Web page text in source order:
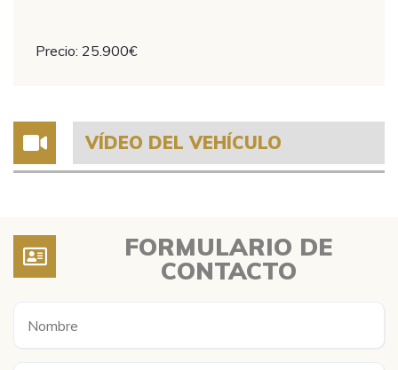
Precio: 25.900€
VÍDEO DEL VEHÍCULO
FORMULARIO DE
CONTACTO